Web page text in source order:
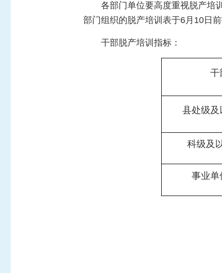
各部门单位要高度重视脱产培
部门组织的脱产培训表于6月10日
干部脱产培训指标：
干
县处级及
科级及
事业单